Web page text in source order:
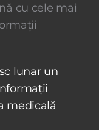
cu cele mai
lunar un
medicală